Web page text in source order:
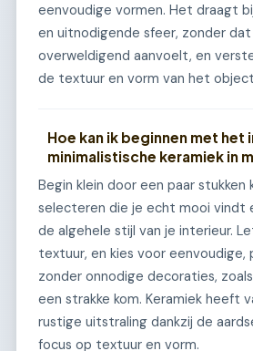
eenvoudige vormen. Het draagt
en uitnodigende sfeer, zonder
overweldigend aanvoelt, en
de textuur en vorm van het
Hoe kan ik beginnen met het
minimalistische keramiek in
Begin klein door een paar stukken
selecteren die je echt mooi vindt
de algehele stijl van je interieur.
textuur, en kies voor eenvoudige,
zonder onnodige decoraties,
een strakke kom. Keramiek heeft
rustige uitstraling dankzij de
focus op textuur en vorm.